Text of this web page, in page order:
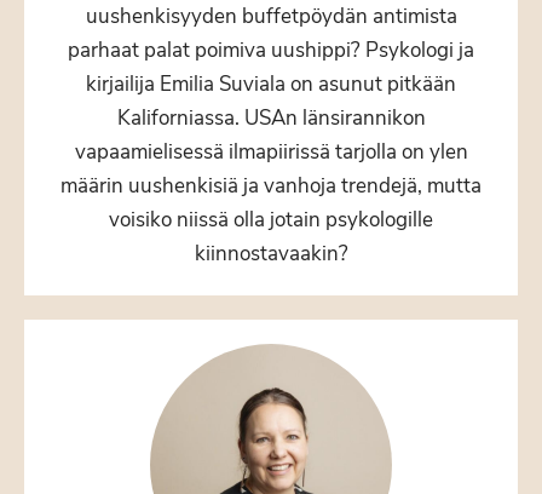
uushenkisyyden buffetpöydän antimista
parhaat palat poimiva uushippi? Psykologi ja
kirjailija Emilia Suviala on asunut pitkään
Kaliforniassa. USAn länsirannikon
vapaamielisessä ilmapiirissä tarjolla on ylen
määrin uushenkisiä ja vanhoja trendejä, mutta
voisiko niissä olla jotain psykologille
kiinnostavaakin?